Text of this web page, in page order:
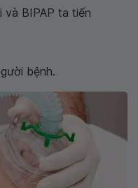
và BIPAP ta tiến
bệnh.